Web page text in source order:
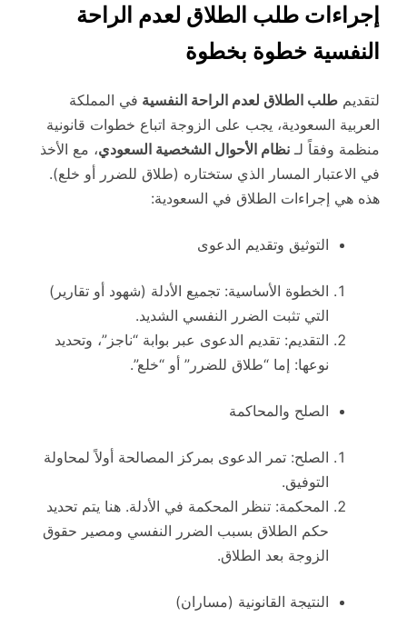
إجراءات طلب الطلاق لعدم الراحة
النفسية خطوة بخطوة
لتقديم طلب الطلاق لعدم الراحة النفسية في المملكة
العربية السعودية، يجب على الزوجة اتباع خطوات قانونية
منظمة وفقاً لـ نظام الأحوال الشخصية السعودي، مع الأخذ
في الاعتبار المسار الذي ستختاره (طلاق للضرر أو خلع).
هذه هي إجراءات الطلاق في السعودية:
التوثيق وتقديم الدعوى
الخطوة الأساسية: تجميع الأدلة (شهود أو تقارير)
التي تثبت الضرر النفسي الشديد.
التقديم: تقديم الدعوى عبر بوابة “ناجز”، وتحديد
نوعها: إما “طلاق للضرر” أو “خلع”.
الصلح والمحاكمة
الصلح: تمر الدعوى بمركز المصالحة أولاً لمحاولة
التوفيق.
المحكمة: تنظر المحكمة في الأدلة. هنا يتم تحديد
حكم الطلاق بسبب الضرر النفسي ومصير حقوق
الزوجة بعد الطلاق.
النتيجة القانونية (مساران)